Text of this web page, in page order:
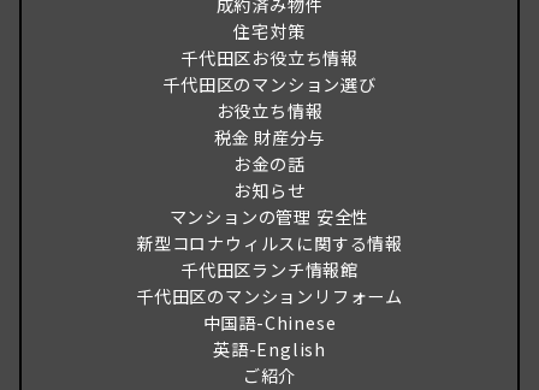
成約済み物件
住宅対策
千代田区お役立ち情報
千代田区のマンション選び
お役立ち情報
税金 財産分与
お金の話
お知らせ
マンションの管理 安全性
新型コロナウィルスに関する情報
千代田区ランチ情報館
千代田区のマンションリフォーム
中国語-Chinese
英語-English
ご紹介